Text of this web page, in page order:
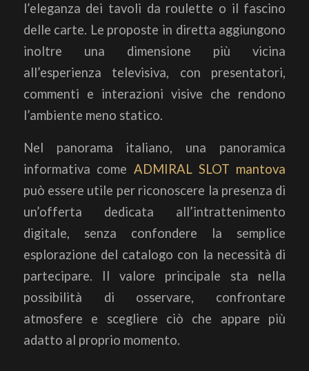
l’eleganza dei tavoli da roulette o il fascino
delle carte. Le proposte in diretta aggiungono
inoltre una dimensione più vicina
all’esperienza televisiva, con presentatori,
commenti e interazioni visive che rendono
l’ambiente meno statico.
Nel panorama italiano, una panoramica
informativa come ADMIRAL SLOT mantova
può essere utile per riconoscere la presenza di
un’offerta dedicata all’intrattenimento
digitale, senza confondere la semplice
esplorazione del catalogo con la necessità di
partecipare. Il valore principale sta nella
possibilità di osservare, confrontare
atmosfere e scegliere ciò che appare più
adatto al proprio momento.